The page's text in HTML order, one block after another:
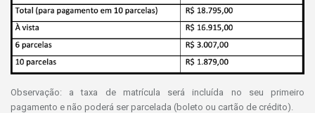
Observação: a taxa de matrícula será incluída no seu primeiro
pagamento e não poderá ser parcelada (boleto ou cartão de crédito).